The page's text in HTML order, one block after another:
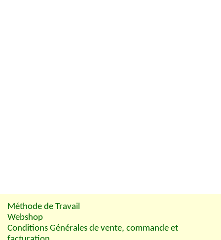
Méthode de Travail
Webshop
Conditions Générales de vente, commande et